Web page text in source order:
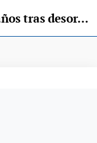
Rescatado un senderista de 70 años tras desorientarse por la niebla en el pico Monfrechu